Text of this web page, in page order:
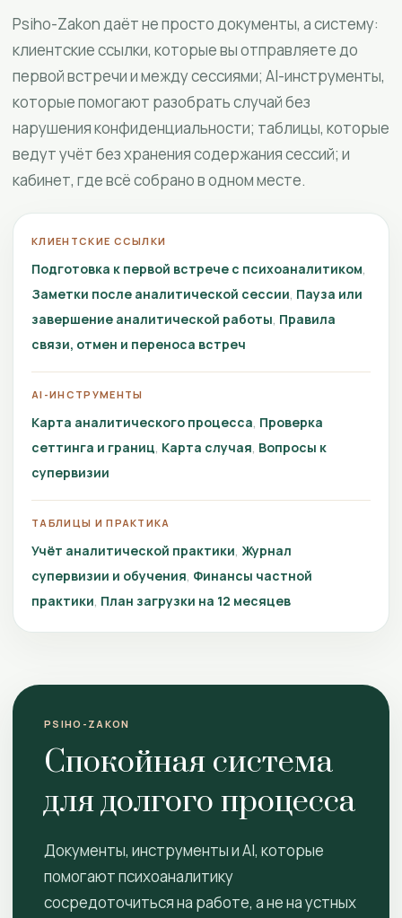
Psiho-Zakon даёт не просто документы, а систему:
клиентские ссылки, которые вы отправляете до
первой встречи и между сессиями; AI-инструменты,
которые помогают разобрать случай без
нарушения конфиденциальности; таблицы, которые
ведут учёт без хранения содержания сессий; и
кабинет, где всё собрано в одном месте.
КЛИЕНТСКИЕ ССЫЛКИ
Подготовка к первой встрече с психоаналитиком
Заметки после аналитической сессии Пауза или
завершение аналитической работы Правила
связи, отмен и переноса встреч
AI-ИНСТРУМЕНТЫ
Карта аналитического процесса Проверка
сеттинга и границ Карта случая Вопросы к
супервизии
ТАБЛИЦЫ И ПРАКТИКА
Учёт аналитической практики Журнал
супервизии и обучения Финансы частной
практики План загрузки на 12 месяцев
PSIHO-ZAKON
Спокойная система
для долгого процесса
Документы, инструменты и AI, которые
помогают психоаналитику
сосредоточиться на работе, а не на устных